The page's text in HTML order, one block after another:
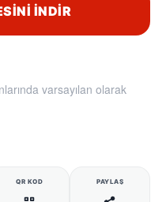
varsayılan olarak
QR KOD PAYLAŞ
İNDIR